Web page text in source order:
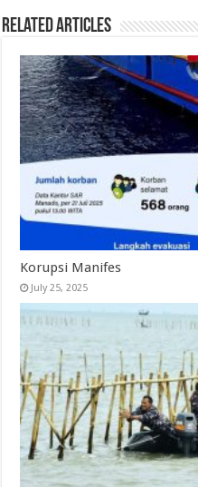
Related Articles
Korupsi Manifes
July 25, 2025